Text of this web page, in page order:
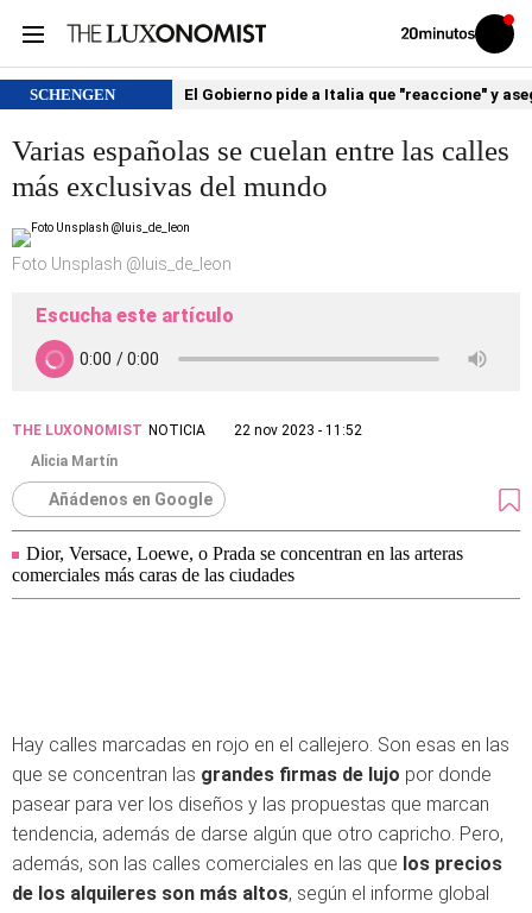
Volver
Iniciar
sesión
SCHENGEN El Gobierno pide a Italia que "reaccione" y
Varias españolas se cuelan entre las calles
más exclusivas del mundo
Foto Unsplash @luis_de_leon
Escucha este artículo
THE LUXONOMIST NOTICIA
22 nov 2023 - 11:52
Alicia Martín
Añádenos en Google
Dior, Versace, Loewe, o Prada se concentran en las arteras
comerciales más caras de las ciudades
Hay calles marcadas en rojo en el callejero. Son esas en las
que se concentran las grandes firmas de lujo por donde
pasear para ver los diseños y las propuestas que marcan
tendencia, además de darse algún que otro capricho. Pero,
además, son las calles comerciales en las que los precios
de los alquileres son más altos, según el informe global